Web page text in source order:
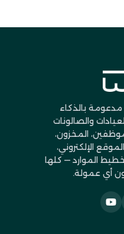
بالذكاء
والصالونات
المخزون،
الإلكتروني،
الموارد — كلها
أي عمولة.